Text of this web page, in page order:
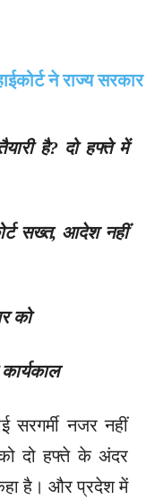
है? दो हफ्ते में
सख्त, आदेश नहीं
को
सरगर्मी नजर नहीं
को दो हफ्ते के अंदर
है। और प्रदेश में